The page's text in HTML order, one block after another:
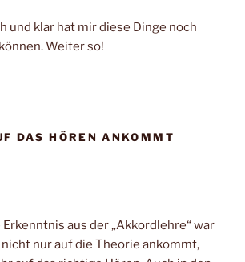
und klar hat mir diese Dinge noch
Weiter so!
DAS HÖREN ANKOMMT
aus der „Akkordlehre“ war
nur auf die Theorie ankommt,